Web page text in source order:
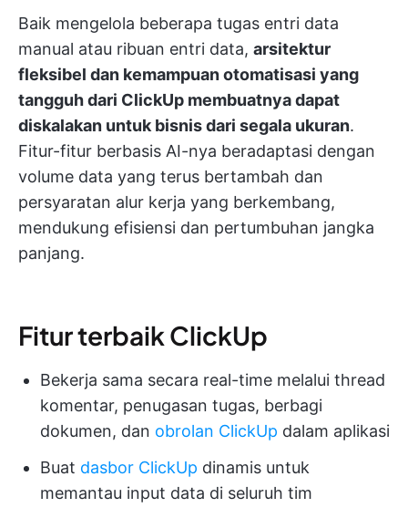
Baik mengelola beberapa tugas entri data
manual atau ribuan entri data, arsitektur
fleksibel dan kemampuan otomatisasi yang
tangguh dari ClickUp membuatnya dapat
diskalakan untuk bisnis dari segala ukuran.
Fitur-fitur berbasis AI-nya beradaptasi dengan
volume data yang terus bertambah dan
persyaratan alur kerja yang berkembang,
mendukung efisiensi dan pertumbuhan jangka
panjang.
Fitur terbaik ClickUp
Bekerja sama secara real-time melalui thread
komentar, penugasan tugas, berbagi
dokumen, dan obrolan ClickUp dalam aplikasi
Buat dasbor ClickUp dinamis untuk
memantau input data di seluruh tim